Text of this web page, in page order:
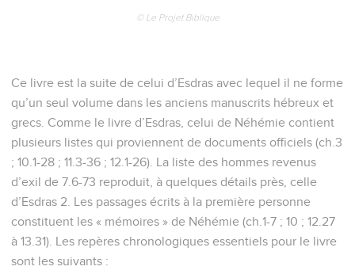
© Le Projet Biblique
Ce livre est la suite de celui d’Esdras avec lequel il ne forme
qu’un seul volume dans les anciens manuscrits hébreux et
grecs. Comme le livre d’Esdras, celui de Néhémie contient
plusieurs listes qui proviennent de documents officiels (ch.3
; 10.1-28 ; 11.3-36 ; 12.1-26). La liste des hommes revenus
d’exil de 7.6-73 reproduit, à quelques détails près, celle
d’Esdras 2. Les passages écrits à la première personne
constituent les « mémoires » de Néhémie (ch.1-7 ; 10 ; 12.27
à 13.31). Les repères chronologiques essentiels pour le livre
sont les suivants :